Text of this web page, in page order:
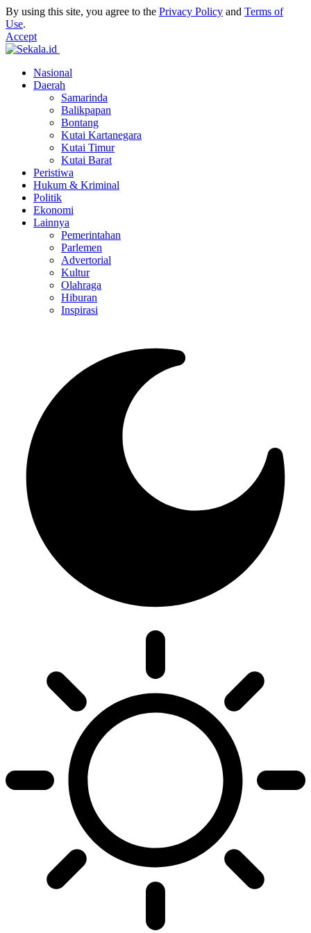
By using this site, you agree to the Privacy Policy and Terms of
Use.
Accept
Nasional
Daerah
Samarinda
Balikpapan
Bontang
Kutai Kartanegara
Kutai Timur
Kutai Barat
Peristiwa
Hukum & Kriminal
Politik
Ekonomi
Lainnya
Pemerintahan
Parlemen
Advertorial
Kultur
Olahraga
Hiburan
Inspirasi